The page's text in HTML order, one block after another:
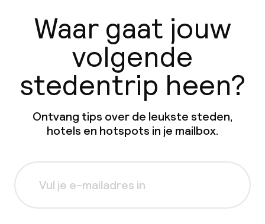
Waar gaat jouw
volgende
stedentrip heen?
Ontvang tips over de leukste steden,
hotels en hotspots in je mailbox.